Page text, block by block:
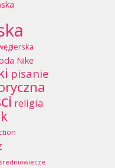
Nike
pisanie
religia
średniowiecze